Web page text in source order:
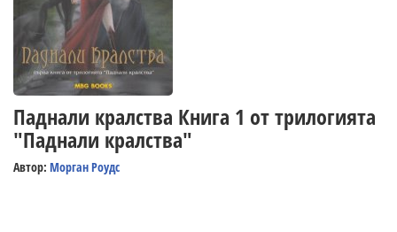
Паднали кралства Книга 1 от трилогията
"Паднали кралства"
Автор: Морган Роудс